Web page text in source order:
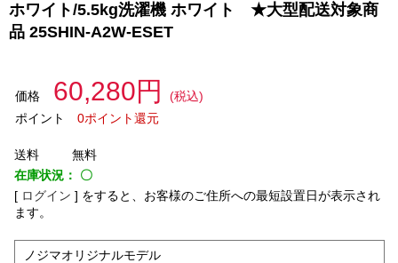
ホワイト/5.5kg洗濯機 ホワイト ★大型配送対象商
品 25SHIN-A2W-ESET
価格 60,280円
(税込)
ポイント
0ポイント還元
送料
無料
在庫状況： 〇
[ ログイン ] をすると、お客様のご住所への最短設置日が表示され
ます。
ノジマオリジナルモデル